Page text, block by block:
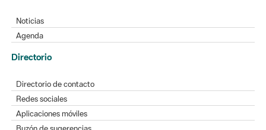
Noticias
Agenda
Directorio
Directorio de contacto
Redes sociales
Aplicaciones móviles